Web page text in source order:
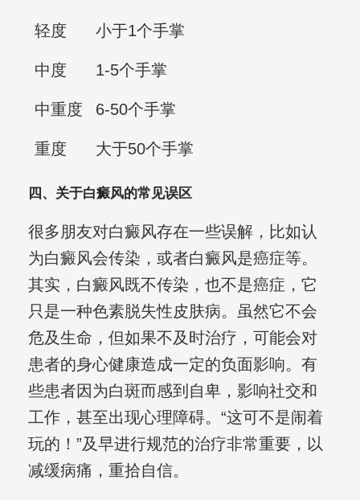
轻度 小于1个手掌
中度 1-5个手掌
中重度 6-50个手掌
重度 大于50个手掌
四、关于白癜风的常见误区
很多朋友对白癜风存在一些误解，比如认
为白癜风会传染，或者白癜风是癌症等。
其实，白癜风既不传染，也不是癌症，它
只是一种色素脱失性皮肤病。虽然它不会
危及生命，但如果不及时治疗，可能会对
患者的身心健康造成一定的负面影响。有
些患者因为白斑而感到自卑，影响社交和
工作，甚至出现心理障碍。“这可不是闹着
玩的！”及早进行规范的治疗非常重要，以
减缓病痛，重拾自信。